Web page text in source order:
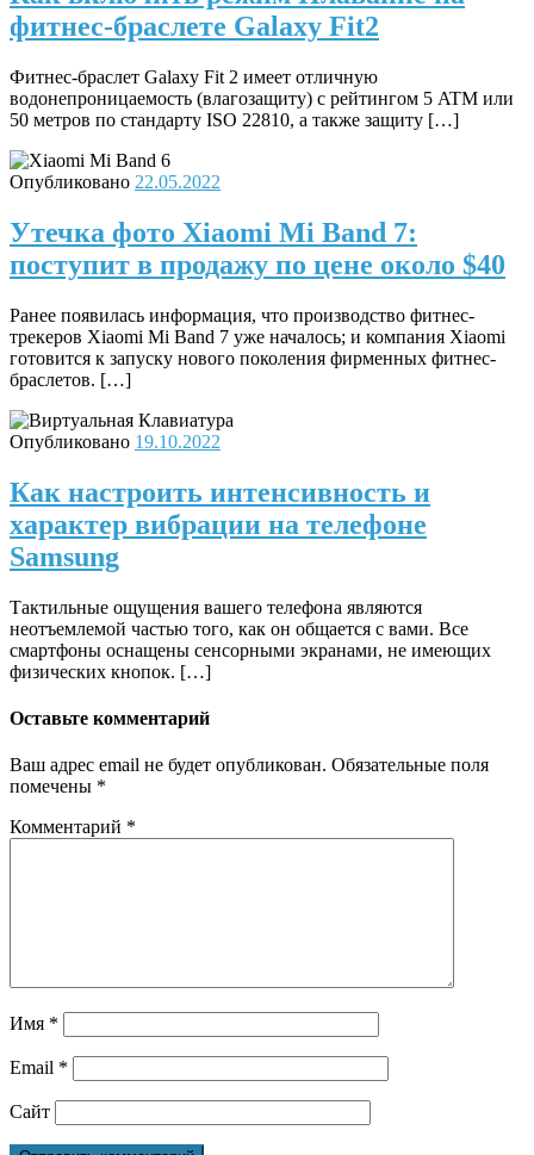
фитнес-браслете Galaxy Fit2
Фитнес-браслет Galaxy Fit 2 имеет отличную
водонепроницаемость (влагозащиту) с рейтингом 5 ATM или
50 метров по стандарту ISO 22810, а также защиту […]
Опубликовано 22.05.2022
Утечка фото Xiaomi Mi Band 7:
поступит в продажу по цене около $40
Ранее появилась информация, что производство фитнес-
трекеров Xiaomi Mi Band 7 уже началось; и компания Xiaomi
готовится к запуску нового поколения фирменных фитнес-
браслетов. […]
Опубликовано 19.10.2022
Как настроить интенсивность и
характер вибрации на телефоне
Samsung
Тактильные ощущения вашего телефона являются
неотъемлемой частью того, как он общается с вами. Все
смартфоны оснащены сенсорными экранами, не имеющих
физических кнопок. […]
Оставьте комментарий
Ваш адрес email не будет опубликован. Обязательные поля
помечены *
Комментарий *
Имя *
Email *
Сайт